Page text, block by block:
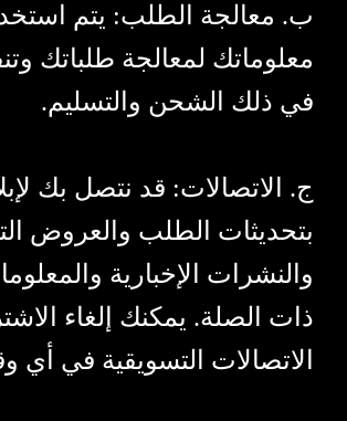
ب. معالجة الطلب: يتم
معلوماتك لمعالجة طلباتك
في ذلك الشحن والتسليم.
ج. الاتصالات: قد نتصل بك
بتحديثات الطلب والعروض
والنشرات الإخبارية
ذات الصلة. يمكنك إلغاء
الاتصالات التسويقية في أي